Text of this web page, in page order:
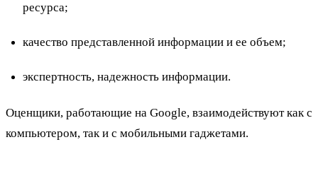
ресурса;
качество представленной информации и ее объем;
экспертность, надежность информации.
Оценщики, работающие на Google, взаимодействуют как с
компьютером, так и с мобильными гаджетами.